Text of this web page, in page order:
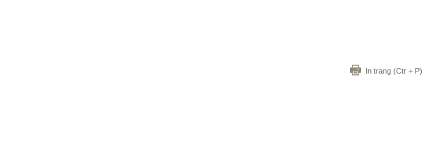
In trang (Ctr + P)